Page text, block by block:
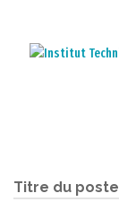
Titre du poste